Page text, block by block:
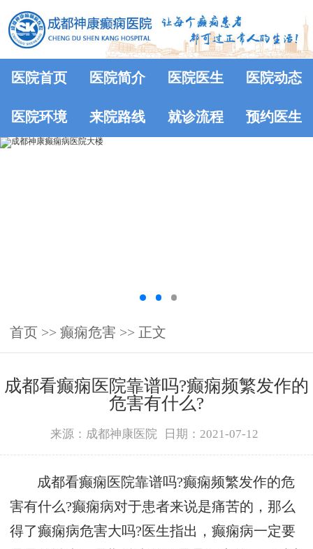
医院首页 医院简介 医院医生 医院动态
医院环境 来院路线 就诊流程 预约医生
首页 >> 癫痫危害 >> 正文
成都看癫痫医院靠谱吗?癫痫频繁发作的
危害有什么?
来源：成都神康医院 日期：2021-07-12
成都看癫痫医院靠谱吗?癫痫频繁发作的危
害有什么?癫痫病对于患者来说是痛苦的，那么
得了癫痫病危害大吗?医生指出，癫痫病一定要